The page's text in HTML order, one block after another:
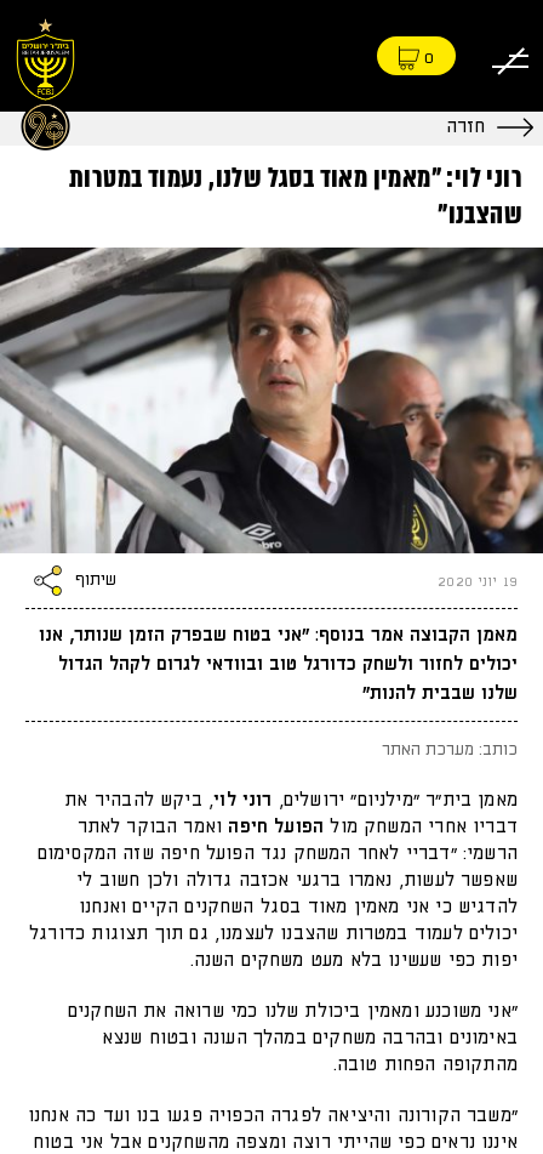
0
חזרה
רוני לוי: "מאמין מאוד בסגל שלנו, נעמוד במטרות
שהצבנו"
19 יוני 2020 שיתוף
מאמן הקבוצה אמר בנוסף: "אני בטוח שבפרק הזמן שנותר, אנו
יכולים לחזור ולשחק כדורגל טוב ובוודאי לגרום לקהל הגדול
שלנו שבבית להנות"
כותב: מערכת האתר
מאמן בית״ר "מילניום" ירושלים, רוני לוי, ביקש להבהיר את
דבריו אחרי המשחק מול הפועל חיפה ואמר הבוקר לאתר
הרשמי: "דבריי לאחר המשחק נגד הפועל חיפה שזה המקסימום
שאפשר לעשות, נאמרו ברגעי אכזבה גדולה ולכן חשוב לי
להדגיש כי אני מאמין מאוד בסגל השחקנים הקיים ואנחנו
יכולים לעמוד במטרות שהצבנו לעצמנו, גם תוך תצוגות כדורגל
יפות כפי שעשינו בלא מעט משחקים השנה.
"אני משוכנע ומאמין ביכולת שלנו כמי שרואה את השחקנים
באימונים ובהרבה משחקים במהלך העונה ובטוח שנצא
מהתקופה הפחות טובה.
"משבר הקורונה והיציאה לפגרה הכפויה פגעו בנו ועד כה אנחנו
איננו נראים כפי שהייתי רוצה ומצפה מהשחקנים אבל אני בטוח